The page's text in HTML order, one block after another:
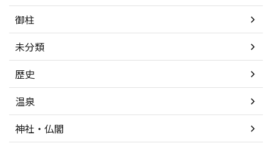
御柱
未分類
歴史
温泉
神社・仏閣